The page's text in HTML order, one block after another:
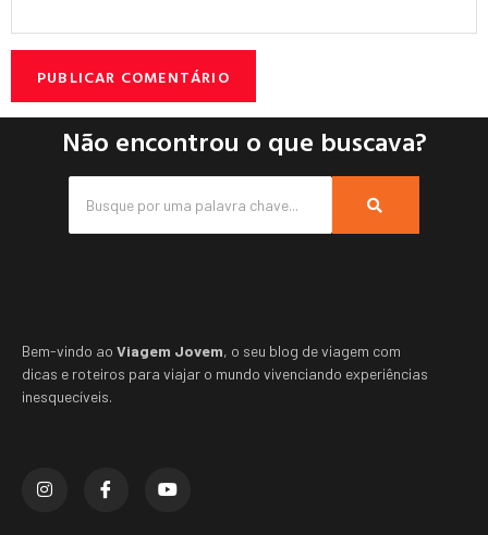
Não encontrou o que buscava?
Bem-vindo ao Viagem Jovem, o seu blog de viagem com
dicas e roteiros para viajar o mundo vivenciando experiências
inesquecíveis.